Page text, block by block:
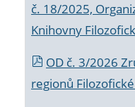
č. 18/2025,
Knihovny
OD č. 3/2026
regionů